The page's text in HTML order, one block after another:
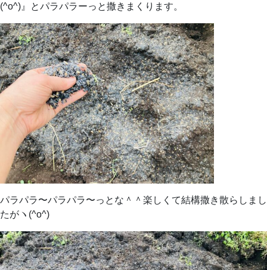
(^o^)』とパラパラーっと撒きまくります。
パラパラ〜パラパラ〜っとな＾＾楽しくて結構撒き散らしまし
たがヽ(^o^)